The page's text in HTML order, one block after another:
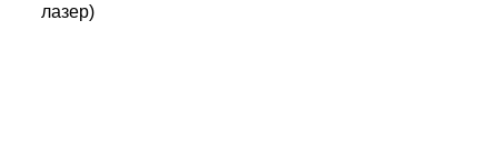
лазер)